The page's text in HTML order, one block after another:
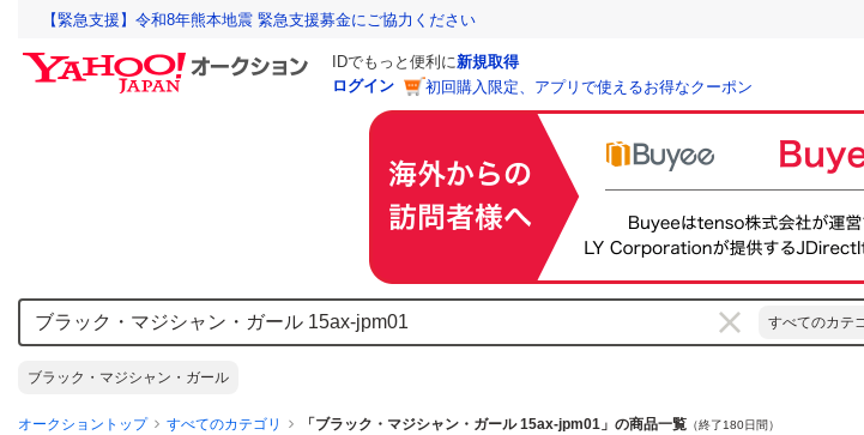
【緊急支援】令和8年熊本地震 緊急支援募金にご協力ください
IDでもっと便利に新規取得
ログイン
初回購入限定、アプリで使えるお得なクーポン
すべてのカテ
ブラック・マジシャン・ガール
オークショントップ すべてのカテゴリ 「ブラック・マジシャン・ガール 15ax-jpm01」の商品一覧 （終了180日間）